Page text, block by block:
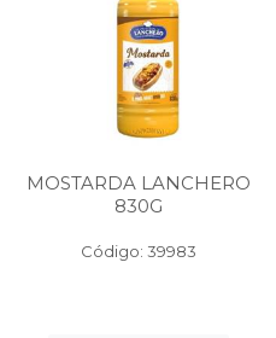
MOSTARDA LANCHERO
830G
Código: 39983